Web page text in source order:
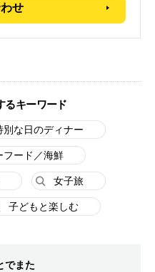
せ
るキーワード
別な日のディナー
フード／海鮮
女子旅
子どもと楽しむ
でまた